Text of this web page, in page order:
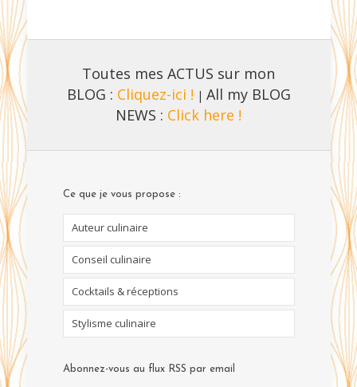
Toutes mes ACTUS sur mon
BLOG : Cliquez-ici ! | All my BLOG
NEWS : Click here !
Ce que je vous propose :
Auteur culinaire
Conseil culinaire
Cocktails & réceptions
Stylisme culinaire
Abonnez-vous au flux RSS par email